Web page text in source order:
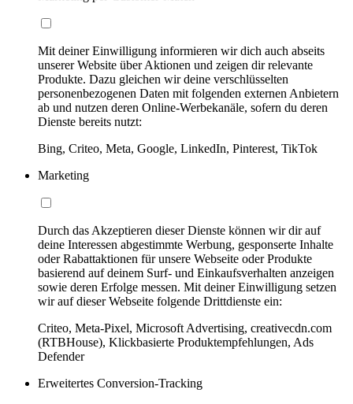
Mit deiner Einwilligung informieren wir dich auch abseits
unserer Website über Aktionen und zeigen dir relevante
Produkte. Dazu gleichen wir deine verschlüsselten
personenbezogenen Daten mit folgenden externen Anbietern
ab und nutzen deren Online-Werbekanäle, sofern du deren
Dienste bereits nutzt:
Bing, Criteo, Meta, Google, LinkedIn, Pinterest, TikTok
Marketing
Durch das Akzeptieren dieser Dienste können wir dir auf
deine Interessen abgestimmte Werbung, gesponserte Inhalte
oder Rabattaktionen für unsere Webseite oder Produkte
basierend auf deinem Surf- und Einkaufsverhalten anzeigen
sowie deren Erfolge messen. Mit deiner Einwilligung setzen
wir auf dieser Webseite folgende Drittdienste ein:
Criteo, Meta-Pixel, Microsoft Advertising, creativecdn.com
(RTBHouse), Klickbasierte Produktempfehlungen, Ads
Defender
Erweitertes Conversion-Tracking